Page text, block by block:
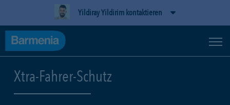
Yildiray Yildirim kontaktieren
Xtra-Fahrer-Schutz